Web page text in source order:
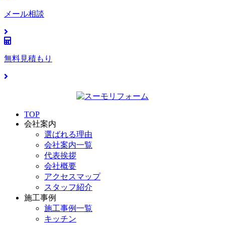
メール相談
無料見積もり
TOP
会社案内
選ばれる理由
会社案内一覧
代表挨拶
会社概要
アクセスマップ
スタッフ紹介
施工事例
施工事例一覧
キッチン